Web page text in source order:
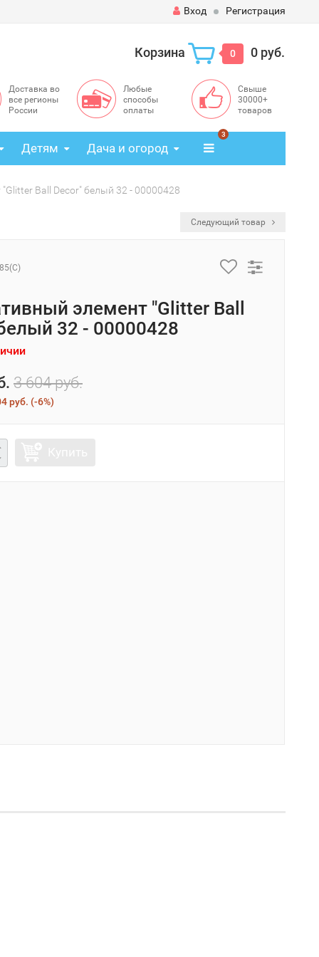
Вход Регистрация
Корзина 0 0 руб.
Доставка во
все регионы
России
Любые
способы
оплаты
Свыше
30000+
товаров
Детям Дача и огород
3
Ball Decor" белый 32 - 00000428
Следующий товар
элемент "Glitter Ball
32 - 00000428
3 604 руб.
руб. (-6%)